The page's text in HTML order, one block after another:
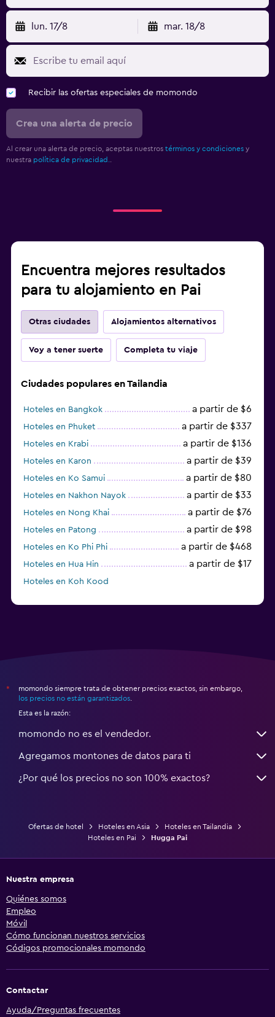
lun. 17/8 mar. 18/8
Recibir las ofertas especiales de momondo
Crea una alerta de precio
Al crear una alerta de precio, aceptas nuestros términos y condiciones y
nuestra política de privacidad.
Encuentra mejores resultados
para tu alojamiento en Pai
Otras ciudades Alojamientos alternativos
Voy a tener suerte Completa tu viaje
Ciudades populares en Tailandia
Hoteles en Bangkok a partir de $6
Hoteles en Phuket a partir de $337
Hoteles en Krabi a partir de $136
Hoteles en Karon a partir de $39
Hoteles en Ko Samui a partir de $80
Hoteles en Nakhon Nayok a partir de $33
Hoteles en Nong Khai a partir de $76
Hoteles en Patong a partir de $98
Hoteles en Ko Phi Phi a partir de $468
Hoteles en Hua Hin a partir de $17
Hoteles en Koh Kood
*
momondo siempre trata de obtener precios exactos, sin embargo,
los precios no están garantizados
Esta es la razón:
momondo no es el vendedor.
Agregamos montones de datos para ti
¿Por qué los precios no son 100% exactos?
Ofertas de hotel Hoteles en Asia
Hoteles en Tailandia
Hoteles en Pai
Hugga Pai
Nuestra empresa
Quiénes somos
Empleo
Móvil
Cómo funcionan nuestros servicios
Códigos promocionales momondo
Contactar
Ayuda/Preguntas frecuentes